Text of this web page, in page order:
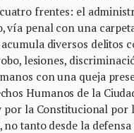
frentes: el
vía penal con una
diversos delitos
lesiones,
con una queja
Humanos de la
por la Constitucional por
tanto desde la defensa